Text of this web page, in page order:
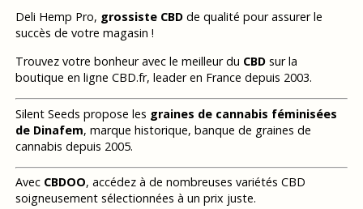
Deli Hemp Pro, grossiste CBDde qualité pour assurer le
succès de votre magasin !
Trouvez votre bonheur avec le meilleur du CBDsur la
boutique en ligne CBD.fr, leader en France depuis 2003.
Silent Seeds propose les graines de cannabis féminisées
de Dinafem, marque historique, banque de graines de
cannabis depuis 2005.
Avec CBDOO, accédez à de nombreuses variétés CBD
soigneusement sélectionnées à un prix juste.